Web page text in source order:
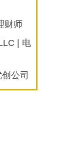
财师
| 电
公司